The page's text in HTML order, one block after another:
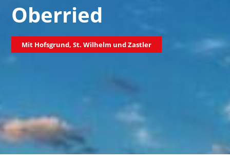
Oberried
Mit Hofsgrund, St. Wilhelm und Zastler